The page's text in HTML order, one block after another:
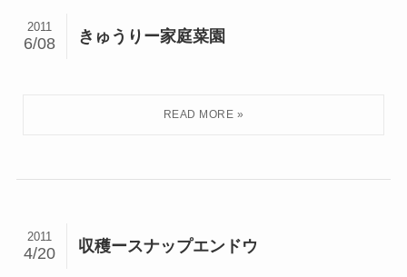
きゅうりー家庭菜園
2011
6/08
収穫ースナップエンドウ
2011
4/20